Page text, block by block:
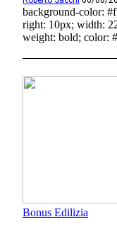
background-color:
right: 10px; width:
weight: bold; color:
Bonus Edilizia